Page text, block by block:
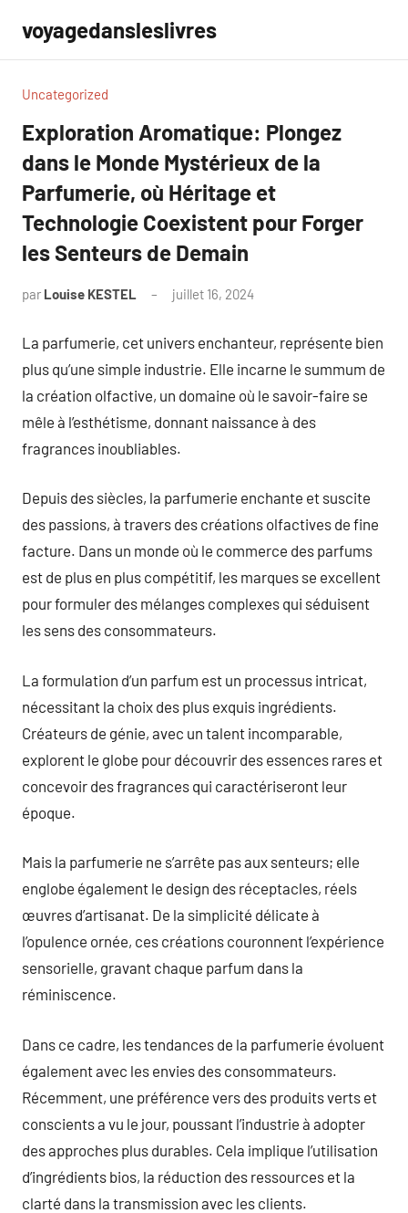
contenu
voyagedansleslivres
Uncategorized
Exploration Aromatique: Plongez
dans le Monde Mystérieux de la
Parfumerie, où Héritage et
Technologie Coexistent pour Forger
les Senteurs de Demain
par Louise KESTEL juillet 16, 2024
La parfumerie, cet univers enchanteur, représente bien
plus qu’une simple industrie. Elle incarne le summum de
la création olfactive, un domaine où le savoir-faire se
mêle à l’esthétisme, donnant naissance à des
fragrances inoubliables.
Depuis des siècles, la parfumerie enchante et suscite
des passions, à travers des créations olfactives de fine
facture. Dans un monde où le commerce des parfums
est de plus en plus compétitif, les marques se excellent
pour formuler des mélanges complexes qui séduisent
les sens des consommateurs.
La formulation d’un parfum est un processus intricat,
nécessitant la choix des plus exquis ingrédients.
Créateurs de génie, avec un talent incomparable,
explorent le globe pour découvrir des essences rares et
concevoir des fragrances qui caractériseront leur
époque.
Mais la parfumerie ne s’arrête pas aux senteurs; elle
englobe également le design des réceptacles, réels
œuvres d’artisanat. De la simplicité délicate à
l’opulence ornée, ces créations couronnent l’expérience
sensorielle, gravant chaque parfum dans la
réminiscence.
Dans ce cadre, les tendances de la parfumerie évoluent
également avec les envies des consommateurs.
Récemment, une préférence vers des produits verts et
conscients a vu le jour, poussant l’industrie à adopter
des approches plus durables. Cela implique l’utilisation
d’ingrédients bios, la réduction des ressources et la
clarté dans la transmission avec les clients.